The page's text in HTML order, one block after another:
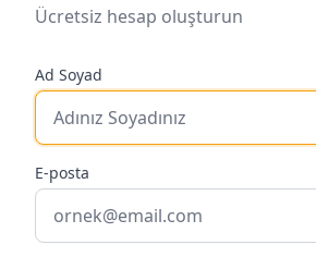
Ücretsiz hesap oluşturun
Ad Soyad
E-posta